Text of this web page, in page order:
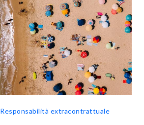
Responsabilità extracontrattuale